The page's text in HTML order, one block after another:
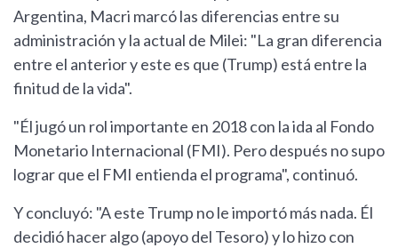
Argentina, Macri marcó las diferencias entre su
administración y la actual de Milei: "La gran diferencia
entre el anterior y este es que (Trump) está entre la
finitud de la vida".
"Él jugó un rol importante en 2018 con la ida al Fondo
Monetario Internacional (FMI). Pero después no supo
lograr que el FMI entienda el programa", continuó.
Y concluyó: "A este Trump no le importó más nada. Él
decidió hacer algo (apoyo del Tesoro) y lo hizo con